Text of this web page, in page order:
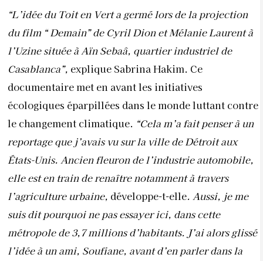
“L’idée du Toit en Vert a germé lors de la projection
du film “ Demain” de Cyril Dion et Mélanie Laurent à
l’Uzine située à Aïn Sebaâ, quartier industriel de
Casablanca”, explique Sabrina Hakim. Ce
documentaire met en avant les initiatives
écologiques éparpillées dans le monde luttant contre
le changement climatique. “Cela m’a fait penser à un
reportage que j’avais vu sur la ville de Détroit aux
États-Unis. Ancien fleuron de l’industrie automobile,
elle est en train de renaître notamment à travers
l’agriculture urbaine, développe-t-elle. Aussi, je me
suis dit pourquoi ne pas essayer ici, dans cette
métropole de 3,7 millions d’habitants. J’ai alors glissé
l’idée à un ami, Soufiane, avant d’en parler dans la